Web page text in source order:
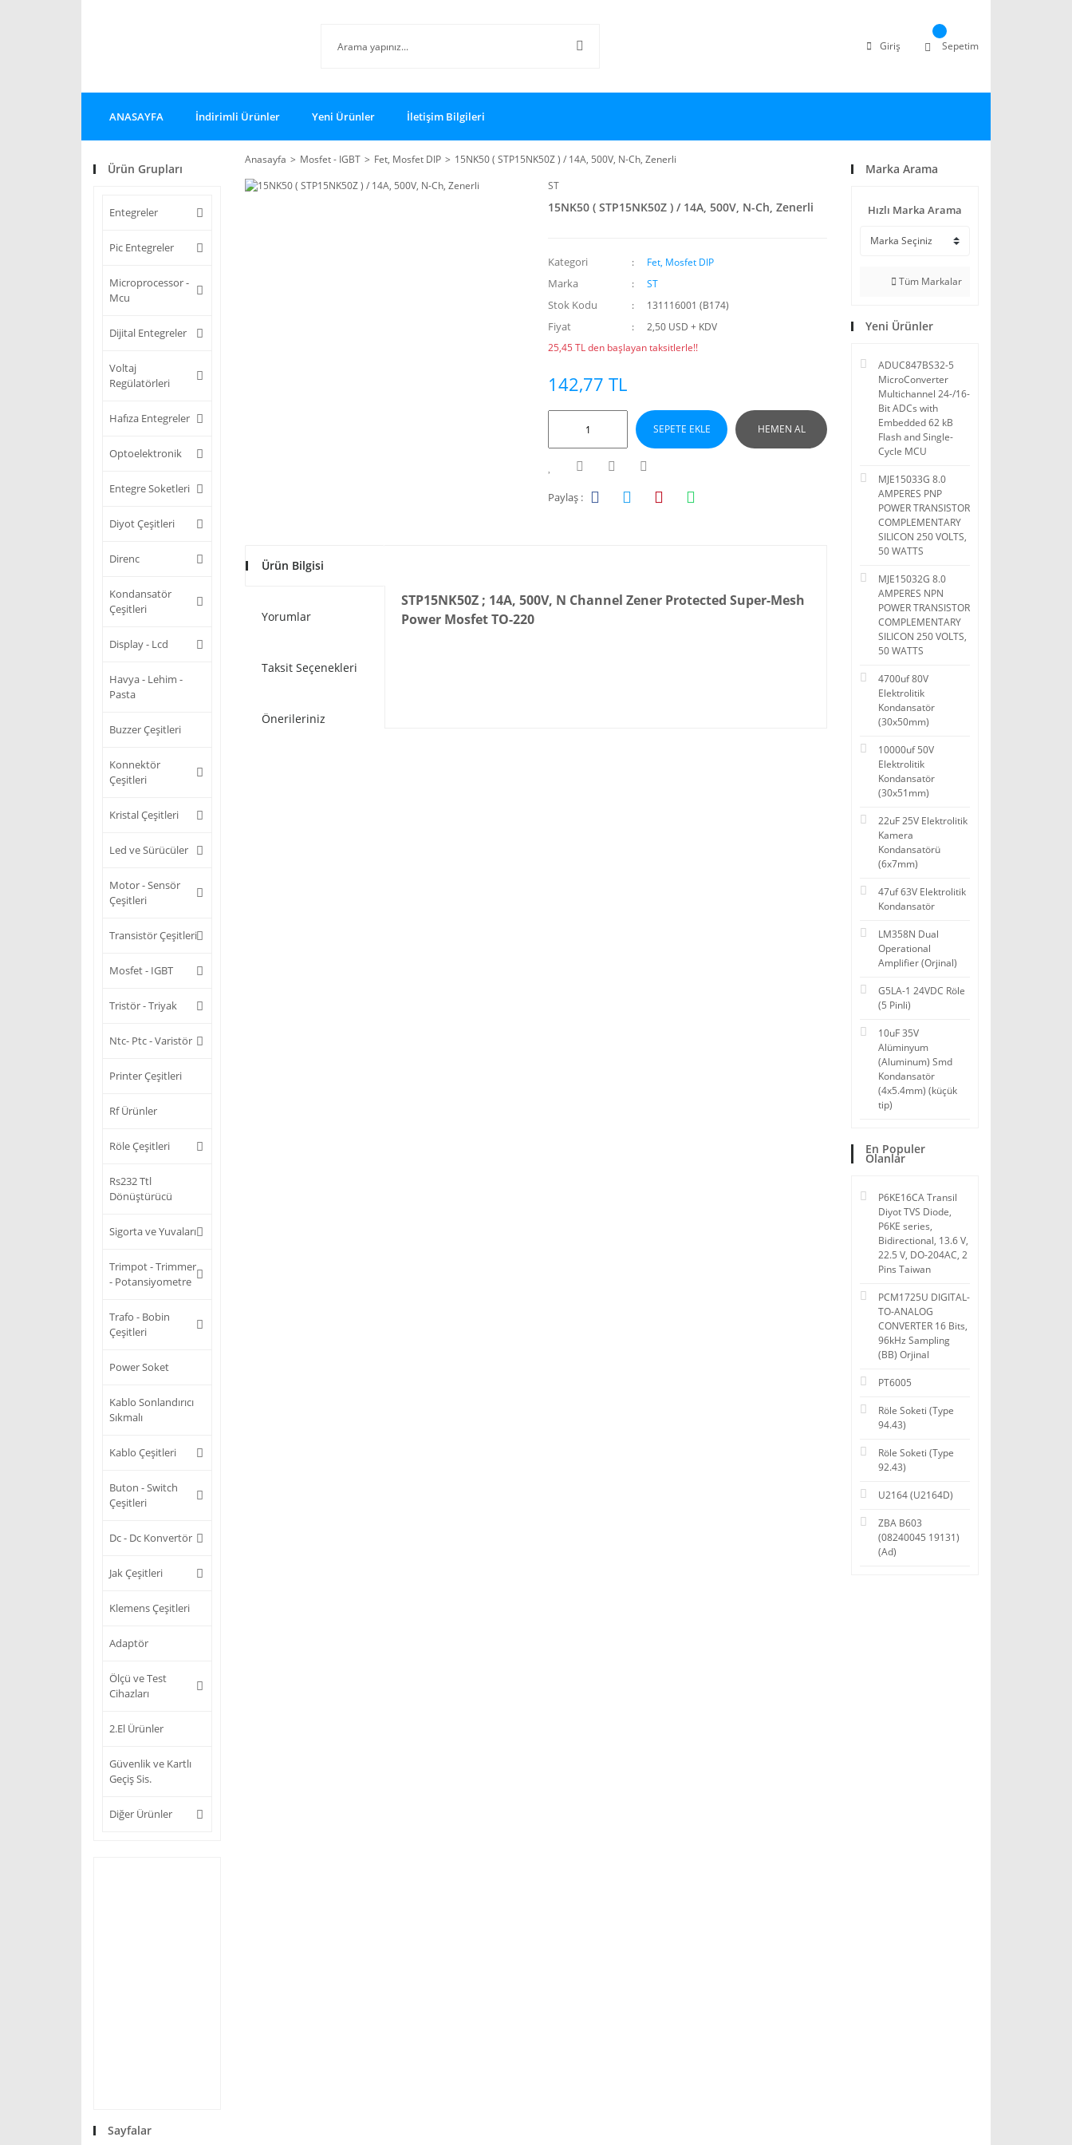
Giriş Sepetim
ANASAYFA İndirimli Ürünler Yeni Ürünler İletişim Bilgileri
Ürün Grupları
Entegreler
Pic Entegreler
Microprocessor -
Mcu
Dijital Entegreler
Voltaj
Regülatörleri
Hafıza Entegreler
Optoelektronik
Entegre Soketleri
Diyot Çeşitleri
Direnc
Kondansatör
Çeşitleri
Display - Lcd
Havya - Lehim -
Pasta
Buzzer Çeşitleri
Konnektör
Çeşitleri
Kristal Çeşitleri
Led ve Sürücüler
Motor - Sensör
Çeşitleri
Transistör Çeşitleri
Mosfet - IGBT
Tristör - Triyak
Ntc- Ptc - Varistör
Printer Çeşitleri
Rf Ürünler
Röle Çeşitleri
Rs232 Ttl
Dönüştürücü
Sigorta ve Yuvaları
Trimpot - Trimmer
- Potansiyometre
Trafo - Bobin
Çeşitleri
Power Soket
Kablo Sonlandırıcı
Sıkmalı
Kablo Çeşitleri
Buton - Switch
Çeşitleri
Dc - Dc Konvertör
Jak Çeşitleri
Klemens Çeşitleri
Adaptör
Ölçü ve Test
Cihazları
2.El Ürünler
Güvenlik ve Kartlı
Geçiş Sis.
Diğer Ürünler
Sayfalar
Anasayfa Mosfet - IGBT Fet, Mosfet DIP
15NK50 ( STP15NK50Z ) / 14A, 500V, N-Ch, Zenerli
ST
15NK50 ( STP15NK50Z ) / 14A, 500V, N-Ch, Zenerli
Kategori Fet, Mosfet DIP
Marka ST
Stok Kodu 131116001 (B174)
Fiyat
2,50 USD + KDV
25,45 TL den başlayan taksitlerle!!
142,77 TL
SEPETE EKLE HEMEN AL
Paylaş :
Ürün Bilgisi
Yorumlar
Taksit Seçenekleri
Önerileriniz
STP15NK50Z ; 14A, 500V, N Channel Zener Protected Super-Mesh
Power Mosfet TO-220
Marka Arama
Hızlı Marka Arama
Tüm Markalar
Yeni Ürünler
ADUC847BS32-5
MicroConverter
Multichannel 24-/16-
Bit ADCs with
Embedded 62 kB
Flash and Single-
Cycle MCU
MJE15033G 8.0
AMPERES PNP
POWER TRANSISTOR
COMPLEMENTARY
SILICON 250 VOLTS,
50 WATTS
MJE15032G 8.0
AMPERES NPN
POWER TRANSISTOR
COMPLEMENTARY
SILICON 250 VOLTS,
50 WATTS
4700uf 80V
Elektrolitik
Kondansatör
(30x50mm)
10000uf 50V
Elektrolitik
Kondansatör
(30x51mm)
22uF 25V Elektrolitik
Kamera
Kondansatörü
(6x7mm)
47uf 63V Elektrolitik
Kondansatör
LM358N Dual
Operational
Amplifier (Orjinal)
G5LA-1 24VDC Röle
(5 Pinli)
10uF 35V
Alüminyum
(Aluminum) Smd
Kondansatör
(4x5.4mm) (küçük
tip)
En Populer
Olanlar
P6KE16CA Transil
Diyot TVS Diode,
P6KE series,
Bidirectional, 13.6 V,
22.5 V, DO-204AC, 2
Pins Taiwan
PCM1725U DIGITAL-
TO-ANALOG
CONVERTER 16 Bits,
96kHz Sampling
(BB) Orjinal
PT6005
Röle Soketi (Type
94.43)
Röle Soketi (Type
92.43)
U2164 (U2164D)
ZBA B603
(08240045 19131)
(Ad)